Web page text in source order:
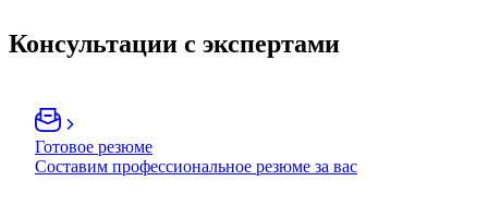
Консультации с экспертами
Готовое резюме
Составим профессиональное резюме за вас